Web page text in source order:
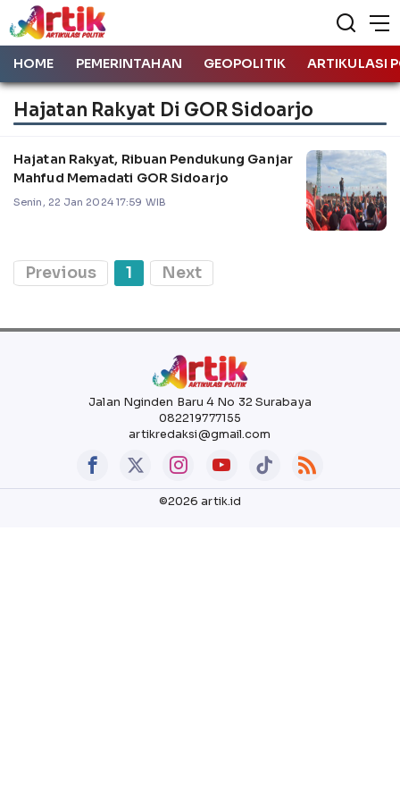
HOME PEMERINTAHAN GEOPOLITIK ARTIKULASI
Hajatan Rakyat Di GOR Sidoarjo
Hajatan Rakyat, Ribuan Pendukung Ganjar
Mahfud Memadati GOR Sidoarjo
Senin, 22 Jan 2024 17:59 WIB
Previous 1 Next
Jalan Nginden Baru 4 No 32 Surabaya
082219777155
artikredaksi@gmail.com
©2026 artik.id